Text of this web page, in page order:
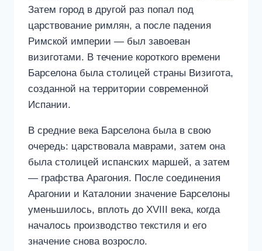
Затем город в другой раз попал под
царствование римлян, а после падения
Римской империи — был завоеван
визиготами. В течение короткого времени
Барселона была столицей страны Визигота,
созданной на территории современной
Испании.
В средние века Барселона была в свою
очередь: царствовала маврами, затем она
была столицей испанских маршей, а затем
— графства Арагония. После соединения
Арагонии и Каталонии значение Барселоны
уменьшилось, вплоть до XVIII века, когда
началось производство текстиля и его
значение снова возросло.